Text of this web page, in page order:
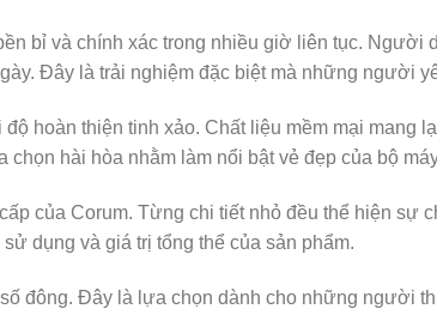
bỉ và chính xác trong nhiều giờ liên tục. Người
Đây là trải nghiệm đặc biệt mà những người
hoàn thiện tinh xảo. Chất liệu mềm mại mang
hài hòa nhằm làm nổi bật vẻ đẹp của bộ
của Corum. Từng chi tiết nhỏ đều thể hiện sự
dụng và giá trị tổng thể của sản phẩm.
đông. Đây là lựa chọn dành cho những người